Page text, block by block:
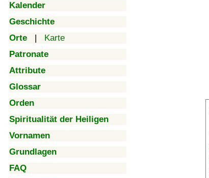
Kalender
Geschichte
Orte | Karte
Patronate
Attribute
Glossar
Orden
Spiritualität der Heiligen
Vornamen
Grundlagen
FAQ